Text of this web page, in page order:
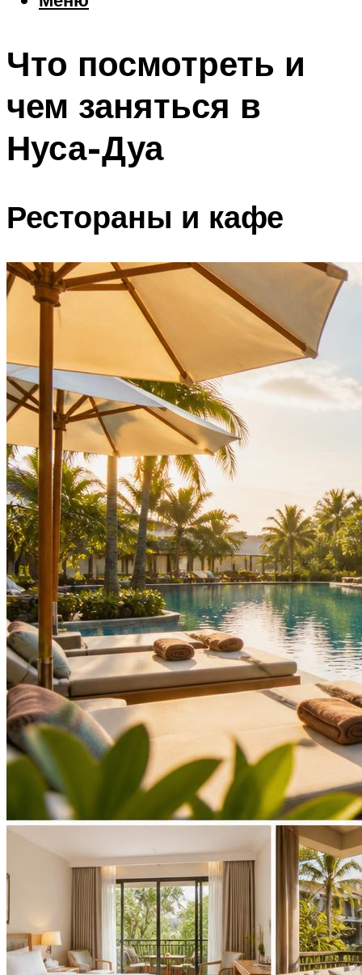
Шоппинг
Меню
Что посмотреть и
чем заняться в
Нуса-Дуа
Рестораны и кафе